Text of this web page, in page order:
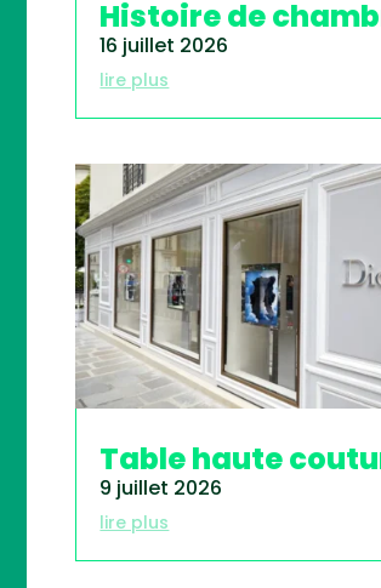
Histoire de
16 juillet 2026
lire plus
Table haute
9 juillet 2026
lire plus